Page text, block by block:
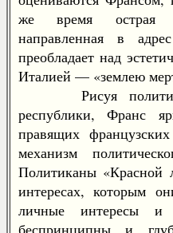
же время острая
направленная в
преобладает над
Италией — «землею
Рисуя
республики, Франс
правящих
механизм
Политиканы «Красной
интересах, которым
личные интересы
беспринципны и